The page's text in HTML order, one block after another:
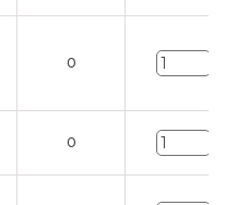
0
0